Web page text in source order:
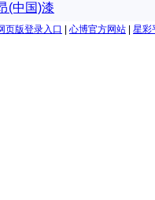
(中国)漆
页版登录入口 心博官方网站 星彩